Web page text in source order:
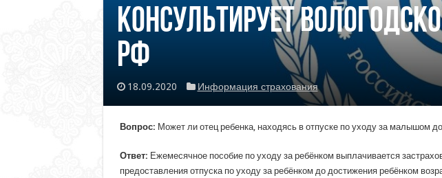
Консультирует
РФ
18.09.2020 Информация страхования
Вопрос: Может ли отец ребенка, находясь в отпуске по уходу за малышом
Ответ: Ежемесячное пособие по уходу за ребёнком выплачивается
предоставления отпуска по уходу за ребёнком до достижения ребёнком